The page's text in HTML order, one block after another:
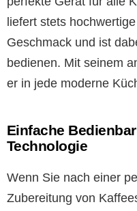
liefert stets
Geschmack und ist
bedienen. Mit seinem
er in jede moderne
Einfache
Technologie
Wenn Sie nach einer
Zubereitung von